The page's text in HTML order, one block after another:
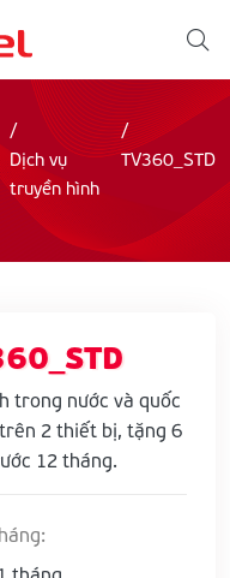
Dịch vụ
truyền hình
TV360_STD
trong nước và quốc
2 thiết bị, tặng 6
12 tháng.